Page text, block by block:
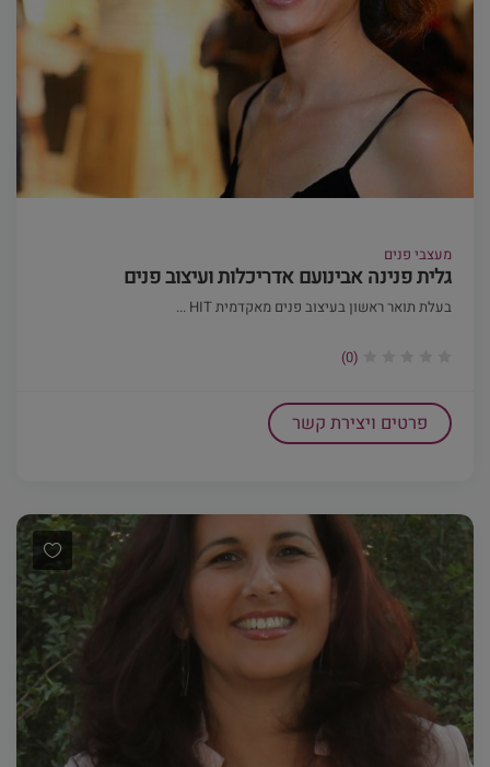
מעצבי פנים
גלית פנינה אבינועם אדריכלות ועיצוב פנים
בעלת תואר ראשון בעיצוב פנים מאקדמית HIT ...
(0)
פרטים ויצירת קשר